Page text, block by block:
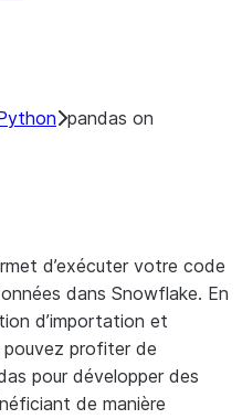
pandas on
d’exécuter votre code
dans Snowflake. En
d’importation et
pouvez profiter de
pour développer des
de manière